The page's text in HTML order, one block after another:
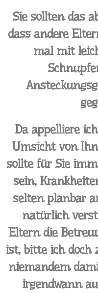
Sie sollten das
dass andere
mal mit
Da appelliere
Umsicht von
sollte für Sie
sein,
selten planbar
natürlich
Eltern die
ist, bitte ich doch
niemandem
irgendwann